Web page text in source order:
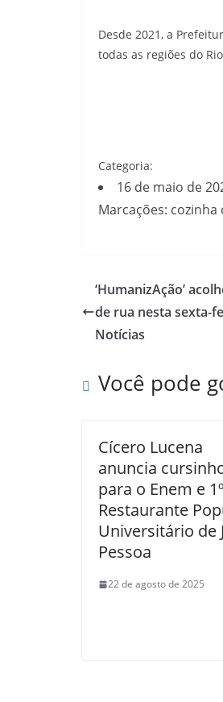
Desde 2021, a
todas as regiões do
Categoria:
16 de maio de
Marcações:
‘HumanizAção’
de rua nesta sexta-
Notícias
Você pode
Cícero Lucena
anuncia
para o Enem e 1º
Restaurante
Universitário de
Pessoa
22 de agosto de 2025